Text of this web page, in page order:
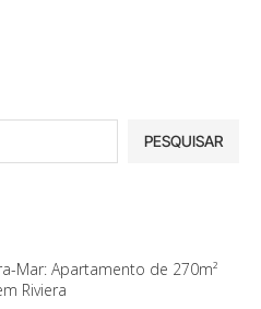
PESQUISAR
Mar: Apartamento de 270m²
Riviera